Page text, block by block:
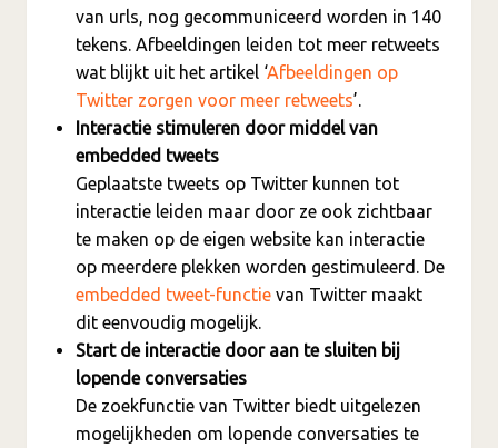
van urls, nog gecommuniceerd worden in 140
tekens. Afbeeldingen leiden tot meer retweets
wat blijkt uit het artikel ‘Afbeeldingen op
Twitter zorgen voor meer retweets’.
Interactie stimuleren door middel van
embedded tweets
Geplaatste tweets op Twitter kunnen tot
interactie leiden maar door ze ook zichtbaar
te maken op de eigen website kan interactie
op meerdere plekken worden gestimuleerd. De
embedded tweet-functie van Twitter maakt
dit eenvoudig mogelijk.
Start de interactie door aan te sluiten bij
lopende conversaties
De zoekfunctie van Twitter biedt uitgelezen
mogelijkheden om lopende conversaties te